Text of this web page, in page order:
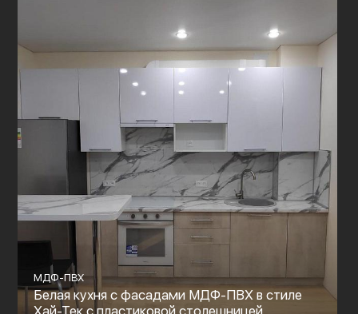
МДФ-ПВХ
Белая кухня с фасадами МДФ-ПВХ в стиле